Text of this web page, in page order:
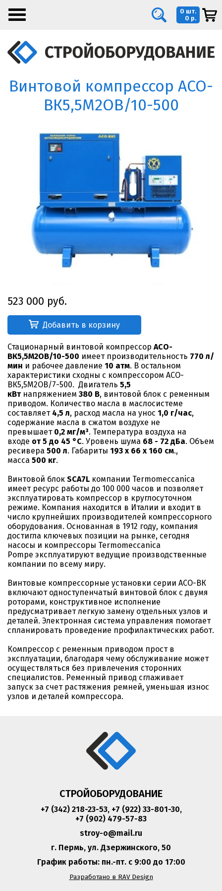
0 шт.
0 р.
Винтовой компрессор АСО-
ВК5,5М2ОВ/10-500
523 000 руб.
Добавить в корзину
Стационарный винтовой компрессор АСО-
ВК5,5М2ОВ/10-500 имеет производительность 770 л/
мин и рабочее давление 10 атм. В остальном
характеристики сходны с компрессором АСО-
ВК5,5М2ОВ/7-500. Двигатель 5,5
кВтнапряжением 380 В, винтовой блок с ременным
приводом. Количество масла в маслосистеме
составляет 4,5 л, расход масла на унос 1,0 г/час,
содержание масла в сжатом воздухе не
превышает 0,2 мг/м³. Температура воздуха на
входе от 5 до 45 °С. Уровень шума 68 - 72 дБа. Объем
ресивера 500 л. Габариты 193 х 66 х 160 см.,
масса 500 кг.
Винтовой блок SCA7L компании Termomeccanica
имеет ресурс работы до 100 000 часов и позволяет
эксплуатировать компрессор в круглосуточном
режиме. Компания находится в Италии и входит в
число крупнейших производителей компрессорного
оборудования. Основанная в 1912 году, компания
достигла ключевых позиции на рынке, сегодня
насосы и компрессоры Termomeccanica
Pompe эксплуатируют ведущие производственные
компании по всему миру.
Винтовые компрессорные установки серии АСО-ВК
включают одноступенчатый винтовой блок с двумя
роторами, конструктивное исполнение
предусматривает легкую замену отдельных узлов и
деталей. Электронная система управления помогает
спланировать проведение профилактических работ.
Компрессор с ременным приводом прост в
эксплуатации, благодаря чему обслуживание может
осуществляться без привлечения сторонних
специалистов. Ременный привод сглаживает
запуск за счет растяжения ремней, уменьшая износ
узлов и деталей компрессора.
СТРОЙОБОРУДОВАНИЕ
+7 (342) 218-23-53, +7 (922) 33-801-30,
+7 (902) 479-57-83
stroy-o@mail.ru
г. Пермь, ул. Дзержинского, 50
График работы: пн.-пт. с 9:00 до 17:00
Разработано в RAV Design